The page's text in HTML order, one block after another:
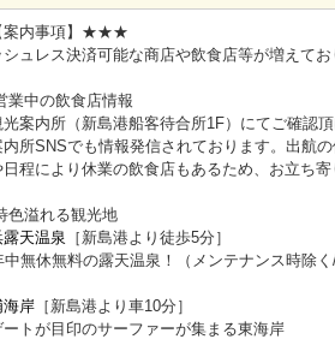
内事項】★★★
シュレス決済可能な商店や飲食店等が増えて
中の飲食店情報
案内所（新島港船客待合所1F）にてご確認頂
内所SNSでも情報発信されております。出航
程により休業の飲食店もあるため、お立ち寄
溢れる観光地
天温泉 ［新島港より徒歩5分］
中無休無料の露天温泉！（メンテナンス時除
海岸 ［新島港より車10分］
ートが目印のサーファーが集まる東海岸